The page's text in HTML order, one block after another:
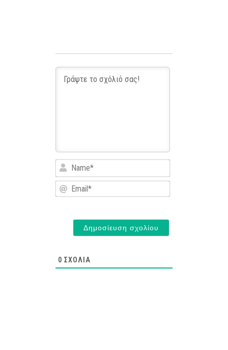
Name*
Email*
0 ΣΧΌΛΙΑ